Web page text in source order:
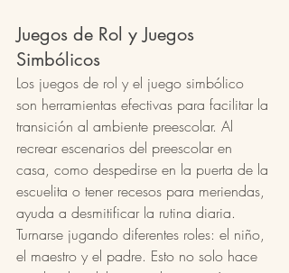
Juegos de Rol y Juegos
Simbólicos
Los juegos de rol y el juego simbólico
son herramientas efectivas para facilitar la
transición al ambiente preescolar. Al
recrear escenarios del preescolar en
casa, como despedirse en la puerta de la
escuelita o tener recesos para meriendas,
ayuda a desmitificar la rutina diaria.
Turnarse jugando diferentes roles: el niño,
el maestro y el padre. Esto no solo hace